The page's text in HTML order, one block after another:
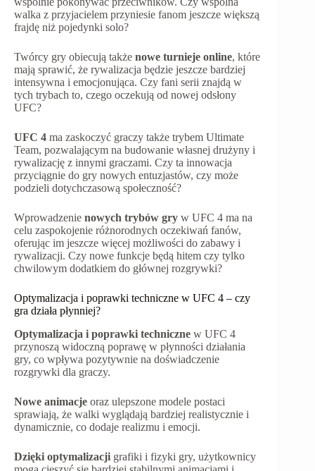
walka z przyjacielem przyniesie fanom jeszcze większą
frajdę niż pojedynki solo?
Twórcy gry obiecują także nowe turnieje online, które
mają sprawić, że rywalizacja będzie jeszcze bardziej
intensywna i emocjonująca. Czy fani serii znajdą w
tych trybach to, czego oczekują od nowej odsłony
UFC?
UFC 4 ma zaskoczyć graczy także trybem Ultimate
Team, pozwalającym na budowanie własnej drużyny i
rywalizację z innymi graczami. Czy ta innowacja
przyciągnie do gry nowych entuzjastów, czy może
podzieli dotychczasową społeczność?
Wprowadzenie nowych trybów gry w UFC 4 ma na
celu zaspokojenie różnorodnych oczekiwań fanów,
oferując im jeszcze więcej możliwości do zabawy i
rywalizacji. Czy nowe funkcje będą hitem czy tylko
chwilowym dodatkiem do głównej rozgrywki?
Optymalizacja i poprawki techniczne w UFC 4 – czy
gra działa płynniej?
Optymalizacja i poprawki techniczne w UFC 4
przynoszą widoczną poprawę w płynności działania
gry, co wpływa pozytywnie na doświadczenie
rozgrywki dla graczy.
Nowe animacje oraz ulepszone modele postaci
sprawiają, że walki wyglądają bardziej realistycznie i
dynamicznie, co dodaje realizmu i emocji.
Dzięki optymalizacji grafiki i fizyki gry, użytkownicy